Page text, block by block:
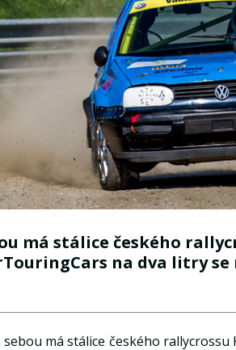
má stálice českého
na dva litry
má stálice českého rallycrossu